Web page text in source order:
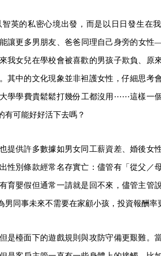
英的私密心境出發，而是以日日發生在
讓更多男朋友、爸爸同理自己身旁的女
我女兒在學校會被喜歡的男孩子欺負、原
其中的文化現象並非袒護女性，仔細思考
學學費貴鬆鬆打幾份工都沒用⋯⋯這樣一
有可能好好活下去嗎？
提供許多數據如男女同工薪資差、婚後女
性別條款經常名存實亡：儘管有「從父／
育嬰假但通常一請就是回不來，儘管主管
同事未來不需要在家顧小孩，投資報酬率
是檯面下的遊戲規則與攻防守備更艱難。